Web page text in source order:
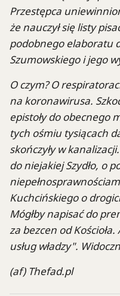
Przestępca
że nauczył się listy
podobnego elaboratu
Szumowskiego i jego
O czym? O
na koronawirusa.
epistoły do obecnego
tych ośmiu tysiącach
skończyły w
do niejakiej Szydło, o
Kuchcińskiego o
Mógłby napisać do
za bezcen od
usług władzy".
(af) Thefad.pl